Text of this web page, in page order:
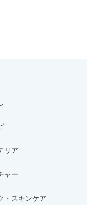
リア
ャー
・スキンケア